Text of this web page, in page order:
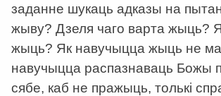
заданне шукаць адказы на
жыву? Дзеля чаго варта жыць?
жыць? Як навучыцца жыць не
навучыцца распазнаваць Божы
сябе, каб не пражыць, толькі